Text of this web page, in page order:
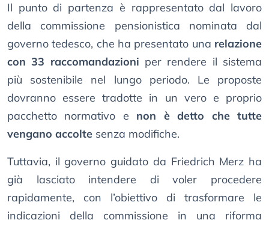
Il punto di partenza è rappresentato dal lavoro
della commissione pensionistica nominata dal
governo tedesco, che ha presentato una relazione
con 33 raccomandazioni per rendere il sistema
più sostenibile nel lungo periodo. Le proposte
dovranno essere tradotte in un vero e proprio
pacchetto normativo e non è detto che tutte
vengano accolte senza modifiche.
Tuttavia, il governo guidato da Friedrich Merz ha
già lasciato intendere di voler procedere
rapidamente, con l’obiettivo di trasformare le
indicazioni della commissione in una riforma